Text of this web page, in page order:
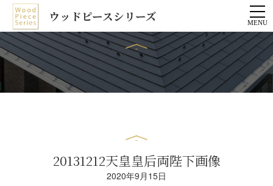
ウッドピースシリーズ
20131212天皇皇后両陛下画像
2020年9月15日